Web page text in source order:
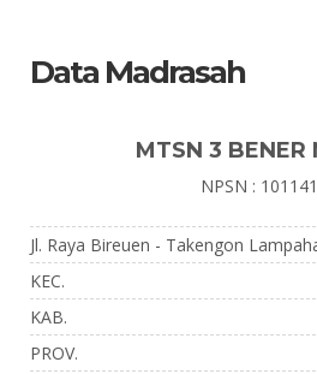
Data Madrasah
MTSN 3 BENER
NPSN :
Jl. Raya Bireuen - Takengon
KEC.
KAB.
PROV.